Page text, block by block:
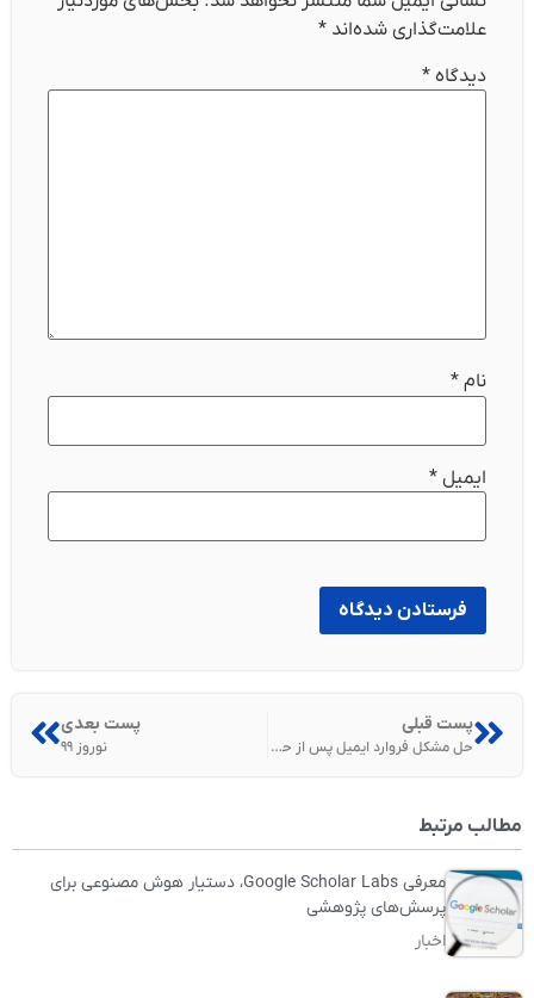
علامت‌گذاری شده‌اند *
دیدگاه *
نام *
ایمیل *
پست قبلی
حل مشکل فروارد ایمیل پس از حذف ایمیل در CPanel
پست بعدی
نوروز ۹۹
مطالب مرتبط
معرفی Google Scholar Labs، دستیار هوش مصنوعی برای
پرسش‌های پژوهشی
اخبار